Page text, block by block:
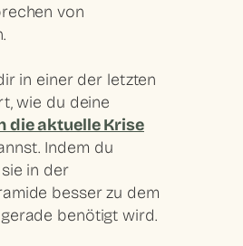
von
in einer der letzten
wie du deine
die aktuelle Krise
Indem du
in der
besser zu dem
benötigt wird.